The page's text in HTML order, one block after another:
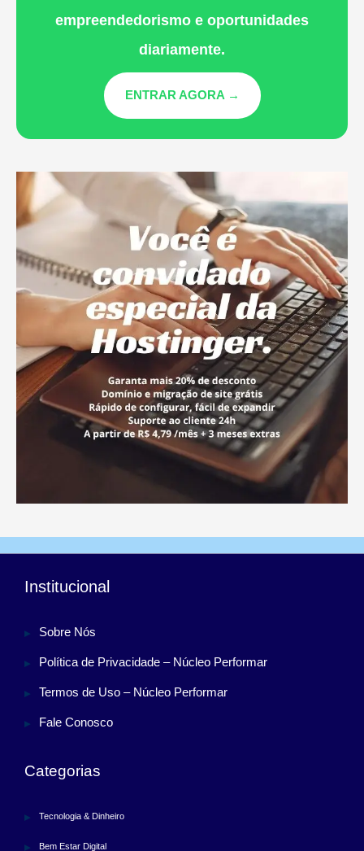
empreendedorismo e oportunidades
diariamente.
ENTRAR AGORA →
Institucional
Sobre Nós
Política de Privacidade – Núcleo Performar
Termos de Uso – Núcleo Performar
Fale Conosco
Categorias
Tecnologia & Dinheiro
Bem Estar Digital